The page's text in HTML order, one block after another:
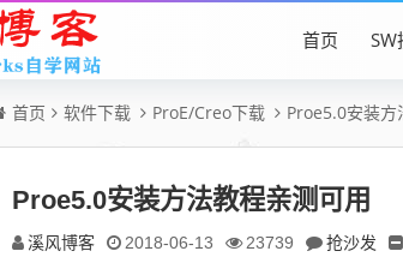
首页 SW
首页 软件下载 ProE/Creo下载 Proe5.0安装方
Proe5.0安装方法教程亲测可用
溪风博客 2018-06-13 23739 抢沙发